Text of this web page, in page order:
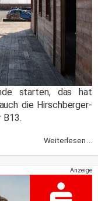
starten, das hat
die Hirschberger-
B13.
Weiterlesen ...
Anzeige